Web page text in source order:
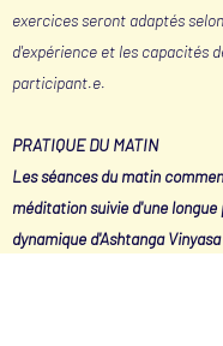
exercices seront adaptés
d'expérience et les capacités
participant.e.
PRATIQUE DU MATIN
Les séances du matin
méditation suivie d'une longue
dynamique d'Ashtanga